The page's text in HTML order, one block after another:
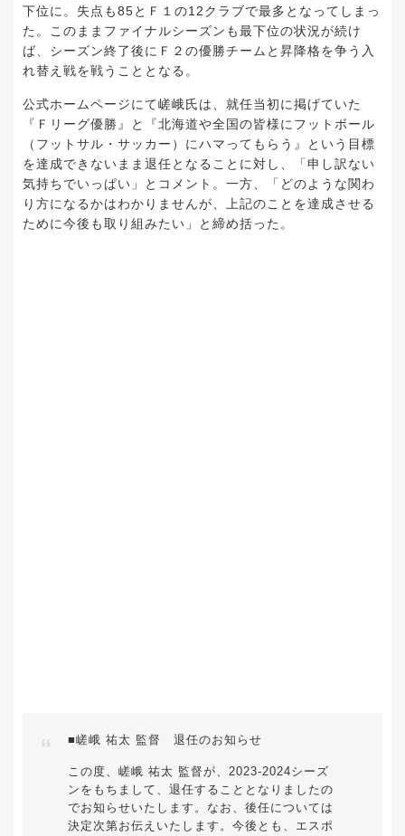
下位に。失点も85とＦ１の12クラブで最多となってしまっ
た。このままファイナルシーズンも最下位の状況が続け
ば、シーズン終了後にＦ２の優勝チームと昇降格を争う入
れ替え戦を戦うこととなる。
公式ホームページにて嵯峨氏は、就任当初に掲げていた
『Ｆリーグ優勝』と『北海道や全国の皆様にフットボール
（フットサル・サッカー）にハマってもらう』という目標
を達成できないまま退任となることに対し、「申し訳ない
気持ちでいっぱい」とコメント。一方、「どのような関わ
り方になるかはわかりませんが、上記のことを達成させる
ために今後も取り組みたい」と締め括った。
■嵯峨 祐太 監督 退任のお知らせ
この度、嵯峨 祐太 監督が、2023-2024シーズ
ンをもちまして、退任することとなりましたの
でお知らせいたします。なお、後任については
決定次第お伝えいたします。今後とも、エスポ